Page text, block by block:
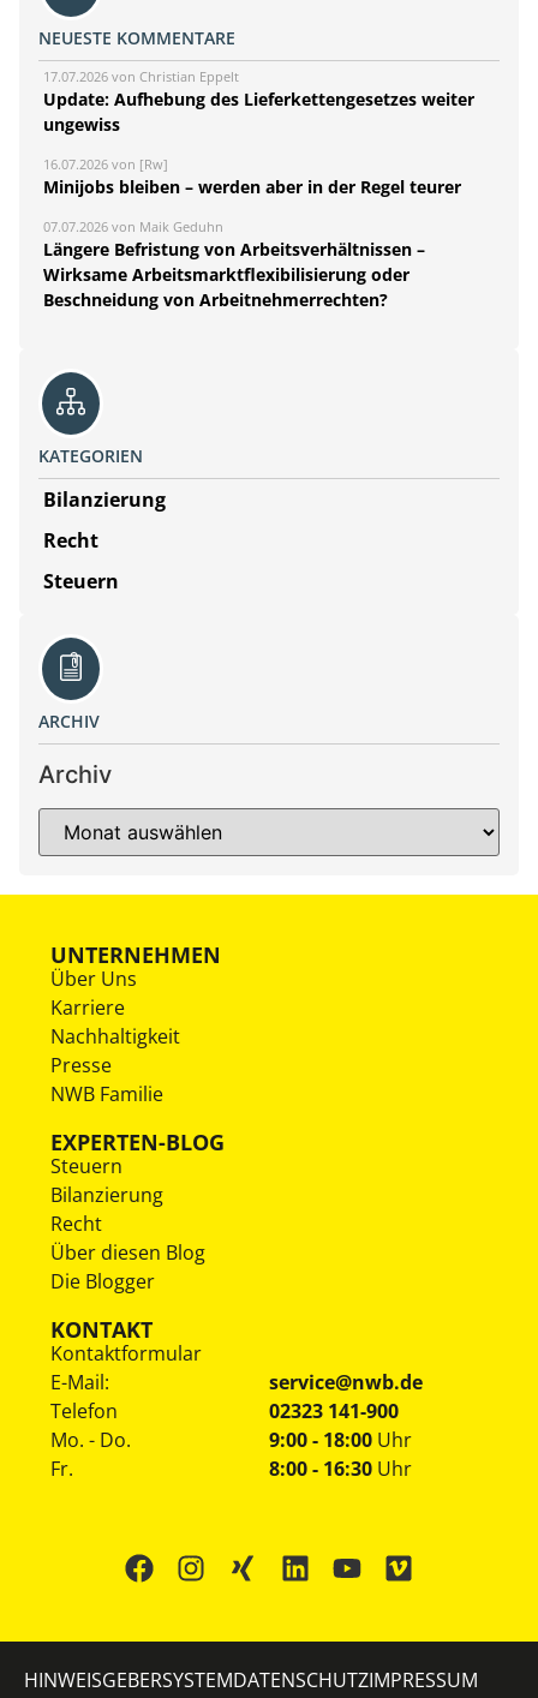
NEUESTE KOMMENTARE
17.07.2026 von Christian Eppelt
Update: Aufhebung des Lieferkettengesetzes weiter
ungewiss
16.07.2026 von [Rw]
Minijobs bleiben – werden aber in der Regel teurer
07.07.2026 von Maik Geduhn
Längere Befristung von Arbeitsverhältnissen –
Wirksame Arbeitsmarktflexibilisierung oder
Beschneidung von Arbeitnehmerrechten?
KATEGORIEN
Bilanzierung
Recht
Steuern
ARCHIV
Archiv
UNTERNEHMEN
Über Uns
Karriere
Nachhaltigkeit
Presse
NWB Familie
EXPERTEN-BLOG
Steuern
Bilanzierung
Recht
Über diesen Blog
Die Blogger
KONTAKT
Kontaktformular
E-Mail:
service@nwb.de
Telefon
02323 141-900
Mo. - Do.
Fr.
9:00 - 18:00 Uhr
8:00 - 16:30 Uhr
HINWEISGEBERSYSTEMDATENSCHUTZIMPRESSUM